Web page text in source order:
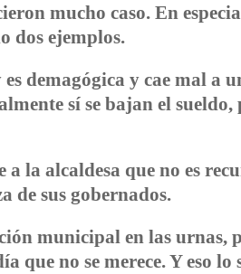
mucho caso. En
dos ejemplos.
demagógica y cae mal a
sí se bajan el
la alcaldesa que no es
de sus gobernados.
municipal en las
que no se merece. Y eso lo